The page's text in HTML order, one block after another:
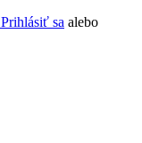
Prihlásiť sa alebo